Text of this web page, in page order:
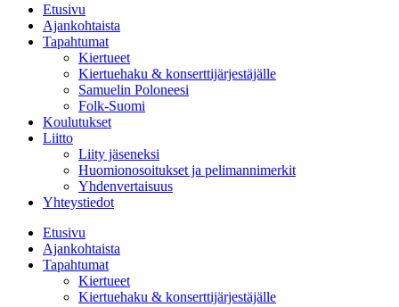
Etusivu
Ajankohtaista
Tapahtumat
Kiertueet
Kiertuehaku & konserttijärjestäjälle
Samuelin Poloneesi
Folk-Suomi
Koulutukset
Liitto
Liity jäseneksi
Huomionosoitukset ja pelimannimerkit
Yhdenvertaisuus
Yhteystiedot
Etusivu
Ajankohtaista
Tapahtumat
Kiertueet
Kiertuehaku & konserttijärjestäjälle